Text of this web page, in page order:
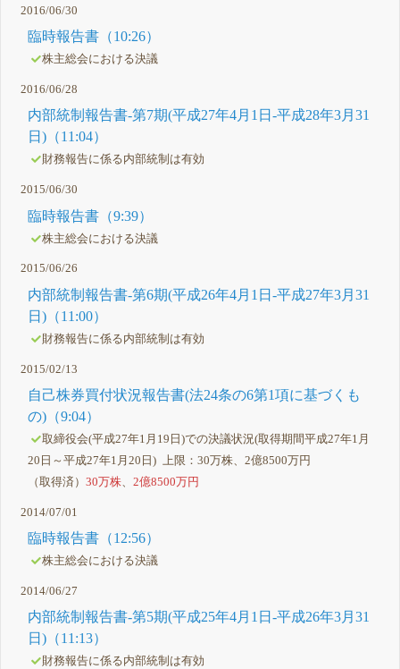
2016/06/30
臨時報告書（10:26）
株主総会における決議
2016/06/28
内部統制報告書-第7期(平成27年4月1日-平成28年3月31
日)（11:04）
財務報告に係る内部統制は有効
2015/06/30
臨時報告書（9:39）
株主総会における決議
2015/06/26
内部統制報告書-第6期(平成26年4月1日-平成27年3月31
日)（11:00）
財務報告に係る内部統制は有効
2015/02/13
自己株券買付状況報告書(法24条の6第1項に基づくも
の)（9:04）
取締役会(平成27年1月19日)での決議状況(取得期間平成27年1月
20日～平成27年1月20日) 上限：30万株、2億8500万円
（取得済）30万株、2億8500万円
2014/07/01
臨時報告書（12:56）
株主総会における決議
2014/06/27
内部統制報告書-第5期(平成25年4月1日-平成26年3月31
日)（11:13）
財務報告に係る内部統制は有効